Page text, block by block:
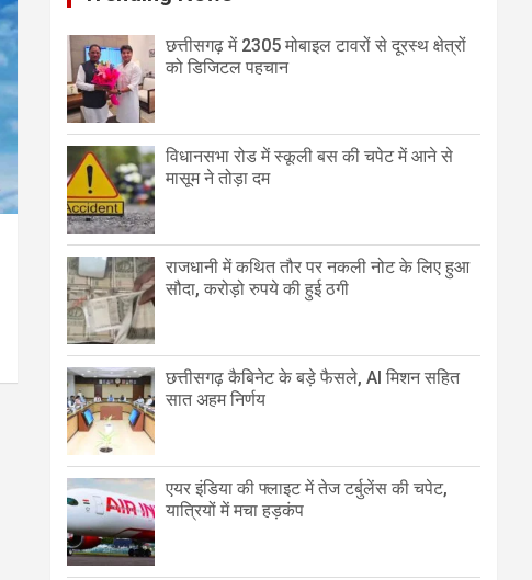
छत्तीसगढ़ में 2305 मोबाइल टावरों से दूरस्थ क्षेत्रों
को डिजिटल पहचान
विधानसभा रोड में स्कूली बस की चपेट में आने से
मासूम ने तोड़ा दम
राजधानी में कथित तौर पर नकली नोट के लिए हुआ
सौदा, करोड़ो रुपये की हुई ठगी
छत्तीसगढ़ कैबिनेट के बड़े फैसले, AI मिशन सहित
सात अहम निर्णय
एयर इंडिया की फ्लाइट में तेज टर्बुलेंस की चपेट,
यात्रियों में मचा हड़कंप